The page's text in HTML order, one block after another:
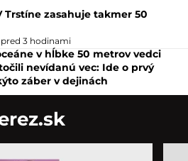
Trstíne zasahuje takmer 50
pred 3 hodinami
v hĺbke 50 metrov vedci
nevídanú vec: Ide o prvý
záber v dejinách